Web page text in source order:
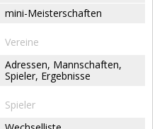
mini-Meisterschaften
Vereine
Adressen, Mannschaften,
Spieler, Ergebnisse
Spieler